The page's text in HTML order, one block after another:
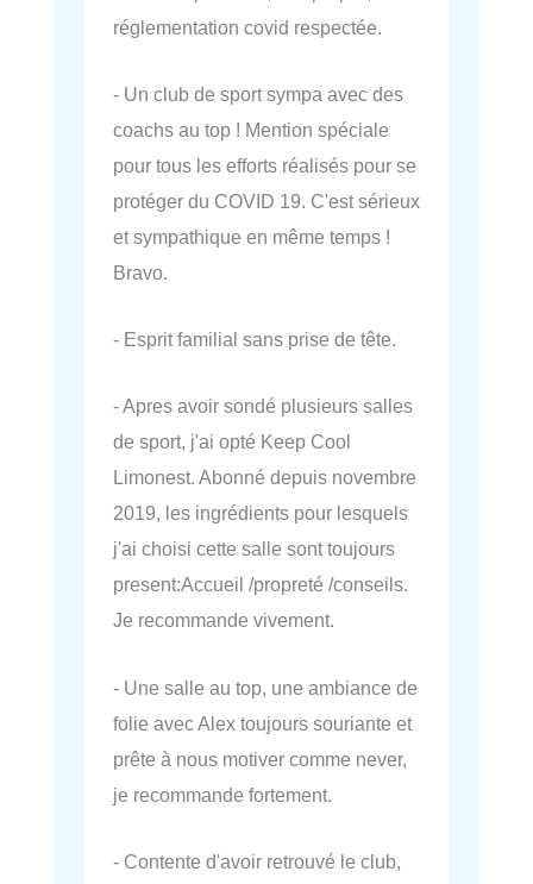
réglementation covid respectée.
- Un club de sport sympa avec des
coachs au top ! Mention spéciale
pour tous les efforts réalisés pour se
protéger du COVID 19. C'est sérieux
et sympathique en même temps !
Bravo.
- Esprit familial sans prise de tête.
- Apres avoir sondé plusieurs salles
de sport, j'ai opté Keep Cool
Limonest. Abonné depuis novembre
2019, les ingrédients pour lesquels
j'ai choisi cette salle sont toujours
present:Accueil /propreté /conseils.
Je recommande vivement.
- Une salle au top, une ambiance de
folie avec Alex toujours souriante et
prête à nous motiver comme never,
je recommande fortement.
- Contente d'avoir retrouvé le club,